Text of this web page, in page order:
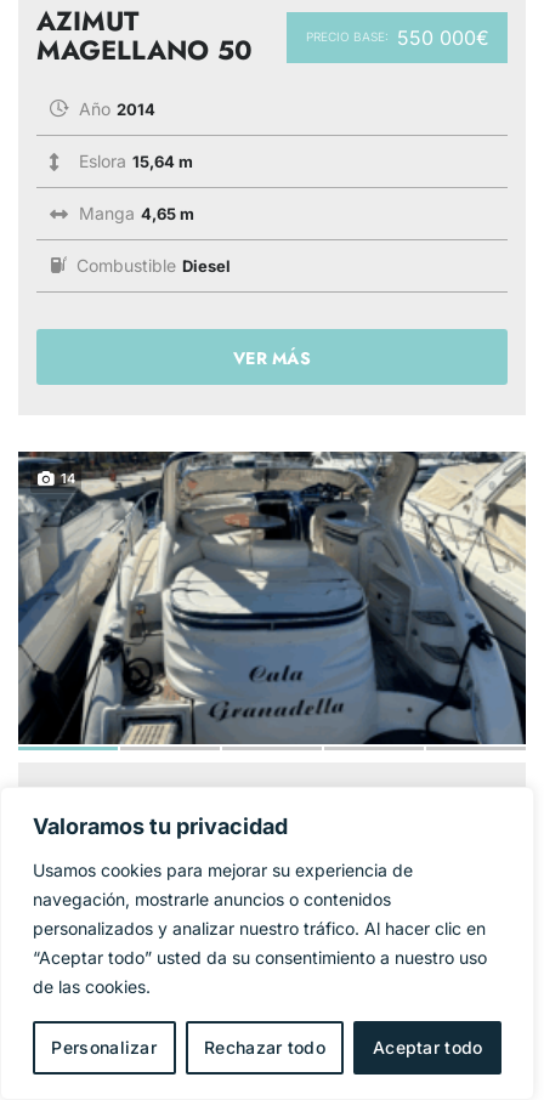
Valoramos tu privacidad
Usamos cookies para mejorar su experiencia de
navegación, mostrarle anuncios o contenidos
personalizados y analizar nuestro tráfico. Al hacer clic en
“Aceptar todo” usted da su consentimiento a nuestro uso
de las cookies.
Personalizar Rechazar todo Aceptar todo
PRECIO BASE: 550 000€
AZIMUT
MAGELLANO 50
Año 2014
Eslora 15,64 m
Manga 4,65 m
Combustible Diesel
VER MÁS
14
42
Año 2005
11,95 m
Manga 4 m
Combustible Diesel